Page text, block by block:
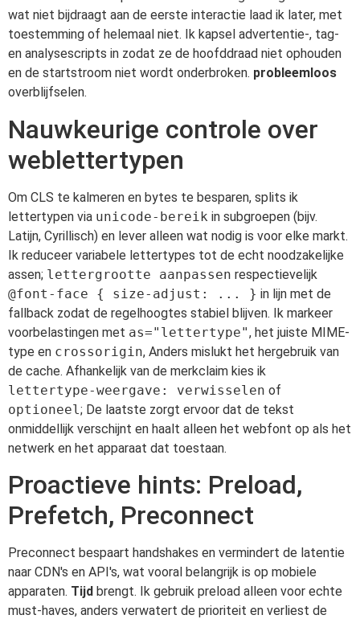
wat niet bijdraagt aan de eerste interactie laad ik later, met
toestemming of helemaal niet. Ik kapsel advertentie-, tag-
en analysescripts in zodat ze de hoofddraad niet ophouden
en de startstroom niet wordt onderbroken. probleemloos
overblijfselen.
Nauwkeurige controle over
weblettertypen
Om CLS te kalmeren en bytes te besparen, splits ik
lettertypen via unicode-bereik in subgroepen (bijv.
Latijn, Cyrillisch) en lever alleen wat nodig is voor elke markt.
Ik reduceer variabele lettertypes tot de echt noodzakelijke
assen; lettergrootte aanpassen respectievelijk
@font-face { size-adjust: ... } in lijn met de
fallback zodat de regelhoogtes stabiel blijven. Ik markeer
voorbelastingen met as="lettertype", het juiste MIME-
type en crossorigin, Anders mislukt het hergebruik van
de cache. Afhankelijk van de merkclaim kies ik
lettertype-weergave: verwisselen of
optioneel ; De laatste zorgt ervoor dat de tekst
onmiddellijk verschijnt en haalt alleen het webfont op als het
netwerk en het apparaat dat toestaan.
Proactieve hints: Preload,
Prefetch, Preconnect
Preconnect bespaart handshakes en vermindert de latentie
naar CDN's en API's, wat vooral belangrijk is op mobiele
apparaten. Tijd brengt. Ik gebruik preload alleen voor echte
must-haves, anders verwatert de prioriteit en verliest de